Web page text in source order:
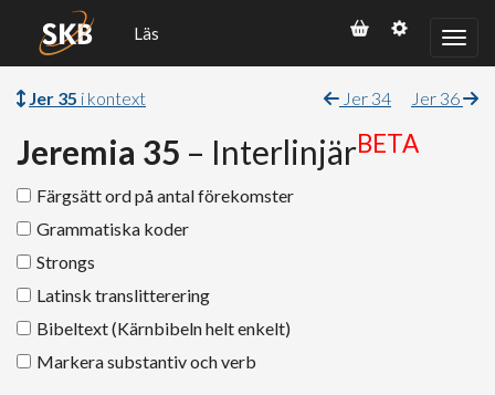
Läs
Jer 35 i kontext Jer 34 Jer 36
Jeremia 35 – InterlinjärBETA
Färgsätt ord på antal förekomster
Grammatiska koder
Strongs
Latinsk translitterering
Bibeltext (Kärnbibeln helt enkelt)
Markera substantiv och verb